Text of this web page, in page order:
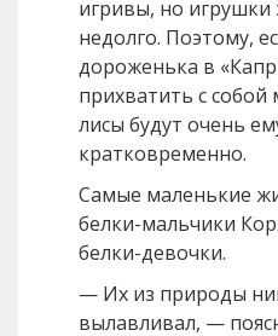
игривы, но игрушки
недолго. Поэтому,
дороженька в
прихватить с
лисы будут очень
кратковременно.
Самые маленькие
белки-мальчики
белки-девочки.
— Их из природы
вылавливал, —